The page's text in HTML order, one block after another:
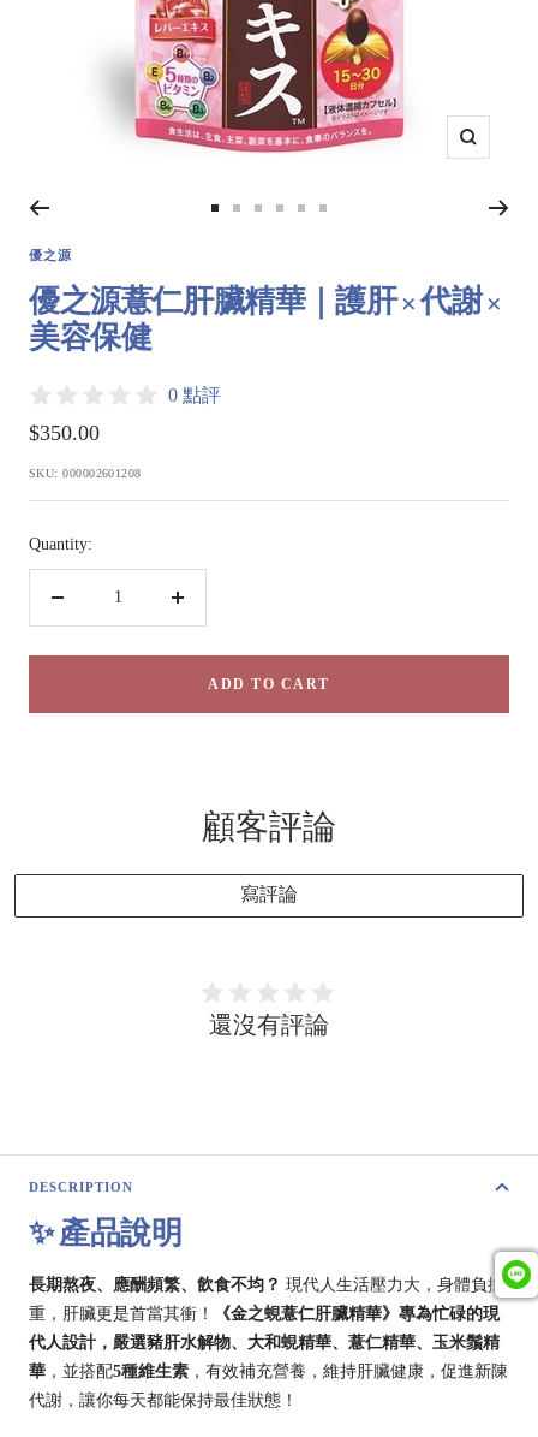
Zoom
1
2
3
4
5
優之源
優之源薏仁肝臟精華｜護肝 × 代謝 ×
美容保健
0 點評
Sale
price
$350.00
SKU:000002601208
Quantity:
Increase
ADD TO CART
顧客評論
寫評論
還沒有評論
DESCRIPTION
✨ 產品說明
長期熬夜、應酬頻繁、飲食不均？ 現代人生活壓力大，身體負擔
重，肝臟更是首當其衝！
《金之蜆薏仁肝臟精華》 專為忙碌的現
代人設計，嚴選豬肝水解物、大和蜆精華、薏仁精華、玉米鬚精
華 ，並搭配5種維生素 ，有效補充營養，維持肝臟健康，促進新陳
代謝，讓你每天都能保持最佳狀態！